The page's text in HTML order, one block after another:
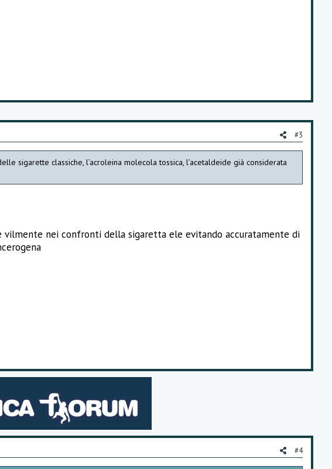
#3
sigarette classiche, l’acroleina molecola tossica, l’acetaldeide già considerata
nei confronti della sigaretta ele evitando accuratamente di
#4